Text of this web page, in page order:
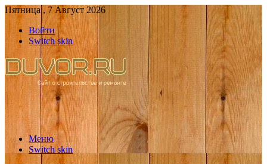
Пятница , 7 Август 2026
Войти
Switch skin
Меню
Switch skin